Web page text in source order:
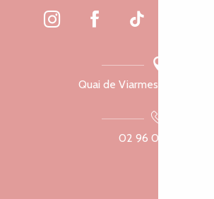
Quai de Viarmes, 22300
02 96 05 60 70